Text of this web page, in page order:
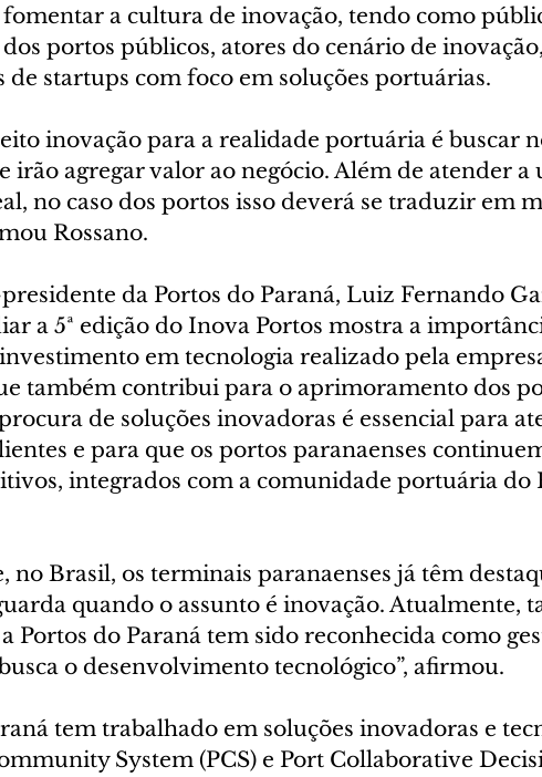
a cultura de inovação, tendo como
portos públicos, atores do cenário de inovação,
de startups com foco em soluções portuárias.
inovação para a realidade portuária é buscar
irão agregar valor ao negócio. Além de atender a
no caso dos portos isso deverá se traduzir em
Rossano.
da Portos do Paraná, Luiz Fernando
a 5ª edição do Inova Portos mostra a
em tecnologia realizado pela
também contribui para o aprimoramento dos
de soluções inovadoras é essencial para
e para que os portos paranaenses
integrados com a comunidade portuária do
no Brasil, os terminais paranaenses já têm
quando o assunto é inovação. Atualmente,
Portos do Paraná tem sido reconhecida como
o desenvolvimento tecnológico”, afirmou.
tem trabalhado em soluções inovadoras e
System (PCS) e Port Collaborative